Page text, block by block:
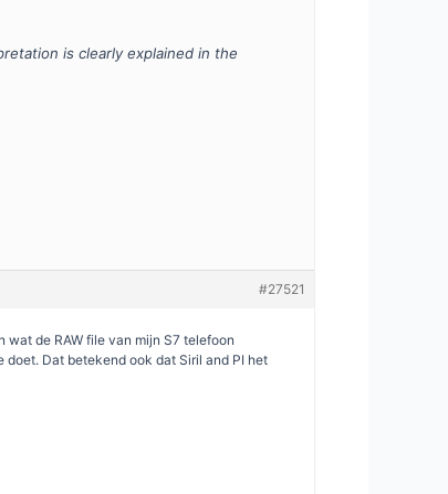
is clearly explained in the
#27521
de RAW file van mijn S7 telefoon
Dat betekend ook dat Siril and PI het